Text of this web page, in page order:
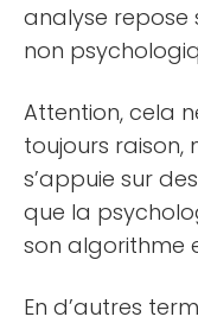
analyse repose
non
Attention, cela
toujours raison,
s’appuie sur
que la
son algorithme
En d’autres